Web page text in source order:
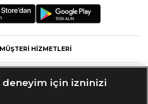
MÜŞTERİ HİZMETLERİ
deneyim için izninizi